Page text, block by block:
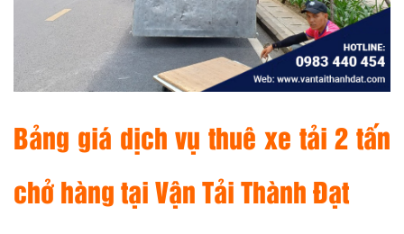
Bảng giá dịch vụ thuê xe tải 2 tấn
chở hàng tại Vận Tải Thành Đạt